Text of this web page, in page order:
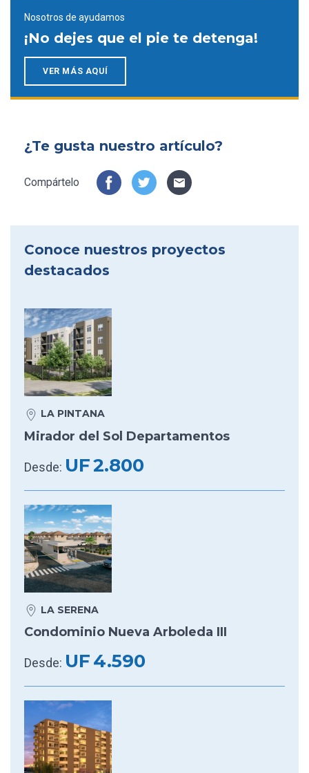
Nosotros de ayudamos
¡No dejes que el pie te detenga!
VER MÁS AQUÍ
Conoce nuestros proyectos
destacados
LA PINTANA
Mirador del Sol Departamentos
Desde: UF2.800
LA SERENA
Condominio Nueva Arboleda III
Desde: UF4.590
¿Te gusta nuestro artículo?
Compártelo